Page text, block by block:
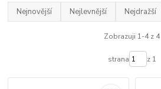
Nejnovější Nejlevnější Nejdražší
Zobrazuji 1-4 z 4
strana z 1